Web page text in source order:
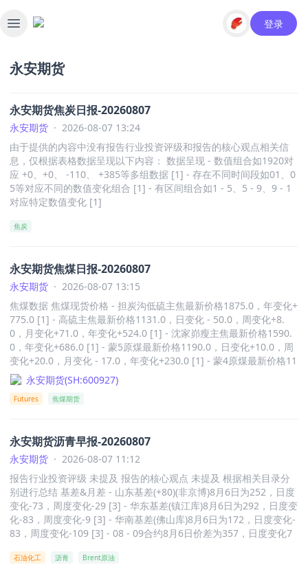
登录
永安期货
永安期货焦炭日报-20260807
永安期货 · 2026-08-07 13:24
由于提供的内容中没有报告行业投资评级和报告的核心观点相关信
息，仅根据表格数据呈现以下内容： 数据呈现 - 数值组合如1920对
应 +0、+0、 -110、 +385等多组数据 [1] - 存在不同时间段如01、0
5等对应不同的数值变化组合 [1] - 有区间组合如1 - 5、5 - 9、9 - 1
对应特定数值变化 [1]
焦炭
永安期货焦煤日报-20260807
永安期货 · 2026-08-07 13:15
焦煤数据 焦煤现货价格 - 担炭沟低硫主焦最新价格1875.0，年变化+
775.0 [1] - 高硫主焦最新价格1131.0，日变化 - 50.0，周变化+8.
0，月变化+71.0，年变化+524.0 [1] - 沈家峁瘦主焦最新价格1590.
0，年变化+686.0 [1] - 蒙5原煤最新价格1190.0，日变化+10.0，周
变化+20.0，月变化 - 17.0，年变化+230.0 [1] - 蒙4原煤最新价格11
91.0，周变化+31.0，月变化+16.0，年变化+321.0 [1] - PLV（美
金）最新价格233.0，周变化 - 4.0，月变化 - 27.0，年变化+35.0 [1]
- PMV（美金）最新价格230.0，周变化 - 6.0，月变化 - 30.0，年变
格137.0，周变化 - 2.0，月变化 - 4.0，年变化+31.0 [1] 焦煤期货价
格及基差、价差 - 01合约最新价格1410.0，日变化+30.0，周变化+2
7.5，月变化 - 90.5，年变化+189.0 [1] - 05合约最新价格1396.0，
日变化+37.5，周变化+48.0，月变化 - 121.5，年变化+128.0 [1] - 0
9合约最新价格1235.5，日变化+2.5，周变化+8.5，月变化 - 37.5，
年变化+161.5 [1] - 1月基差156.6，日变化 - 18.6，周变化 - 4.8，
月变化+71.2，年变化+267.4 [1] - 5月基差170.6，日变化 - 26.1，
周变化 - 25.3，月变化+102.2，年变化+328.4 [1] - 9月基差161.1，
日变化+8.9，周变化+14.2，月变化+18.2，年变化+124.9 [1] - 1 - 5
月差14.0，日变化 - 7.5，周变化 - 20.5，月变化+31.0，年变化+61.
永安期货(SH:600927)
Futures 焦煤期货
永安期货沥青早报-20260807
永安期货 · 2026-08-07 11:12
报告行业投资评级 未提及 报告的核心观点 未提及 根据相关目录分
别进行总结 基差&月差 - 山东基差(+80)(非京博)8月6日为252，日度
变化-73，周度变化-29 [3] - 华东基差(镇江库)8月6日为292，日度变
化-83，周度变化-9 [3] - 华南基差(佛山库)8月6日为172，日度变化-
83，周度变化-109 [3] - 08 - 09合约8月6日价差为357，日度变化7
周度变化139 [3] - 09 - 12合约8月6日价差为462，日度变化50，周
石油化工 沥青 Brent原油